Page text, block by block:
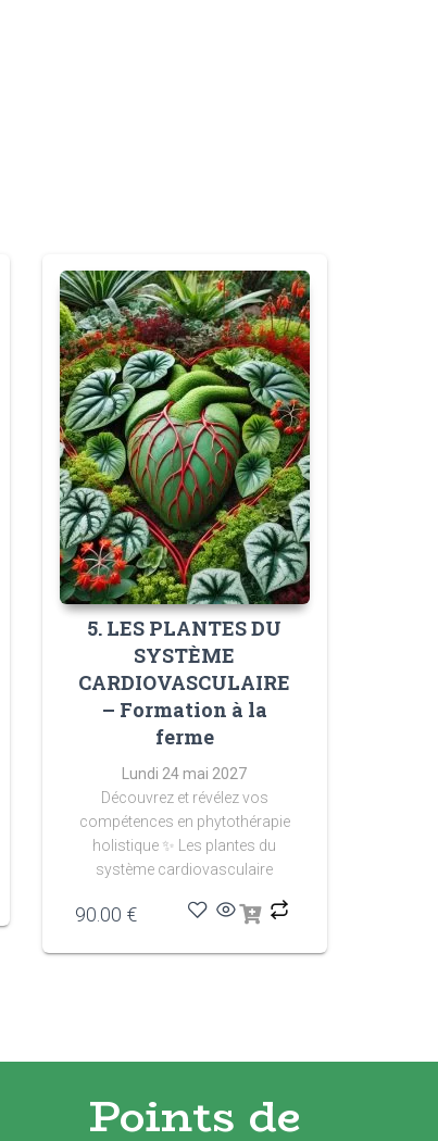
5. LES PLANTES DU
SYSTÈME
CARDIOVASCULAIRE
– Formation à la
ferme
Lundi 24 mai 2027
Découvrez et révélez vos
compétences en phytothérapie
holistique ✨ Les plantes du
système cardiovasculaire
90.00 €
Points de